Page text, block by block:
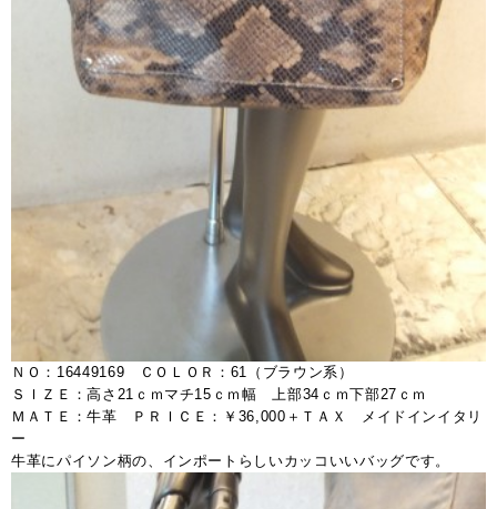
ＮＯ：16449169 ＣＯＬＯＲ：61（ブラウン系）
ＳＩＺＥ：高さ21ｃｍマチ15ｃｍ幅 上部34ｃｍ下部27ｃｍ
ＭＡＴＥ：牛革 ＰＲＩＣＥ：￥36,000＋ＴＡＸ メイドインイタリ
ー
牛革にパイソン柄の、インポートらしいカッコいいバッグです。